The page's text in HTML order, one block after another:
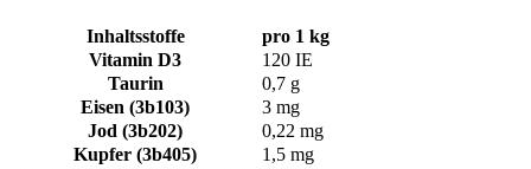
Inhaltsstoffe
pro 1 kg
Vitamin D3
120 IE
Taurin
0,7 g
Eisen (3b103)
3 mg
Jod (3b202)
0,22 mg
Kupfer (3b405)
1,5 mg